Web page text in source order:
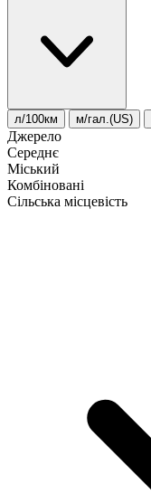
л/100км м/гал.(US)
Джерело
Середнє
Міський
Комбіновані
Сільська місцевість